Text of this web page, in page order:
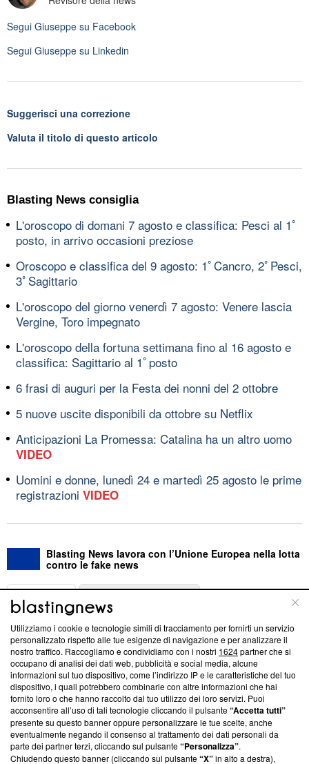
Segui Giuseppe su Facebook
Segui Giuseppe su Linkedin
Suggerisci una correzione
Valuta il titolo di questo articolo
Blasting News consiglia
L'oroscopo di domani 7 agosto e classifica: Pesci al 1ﾟ
posto, in arrivo occasioni preziose
Oroscopo e classifica del 9 agosto: 1ﾟCancro, 2ﾟPesci,
3ﾟSagittario
L'oroscopo del giorno venerdì 7 agosto: Venere lascia
Vergine, Toro impegnato
L'oroscopo della fortuna settimana fino al 16 agosto e
classifica: Sagittario al 1ﾟposto
6 frasi di auguri per la Festa dei nonni del 2 ottobre
5 nuove uscite disponibili da ottobre su Netflix
Anticipazioni La Promessa: Catalina ha un altro uomo
VIDEO
Uomini e donne, lunedì 24 e martedì 25 agosto le prime
registrazioni VIDEO
Blasting News lavora con l’Unione Europea nella lotta
contro le fake news
ABOUT
Questa sezione offre informazioni trasparenti su Blasting
News, sui nostri processi editoriali e su come ci impegniamo a
creare news di qualità. Inoltre, afferma la nostra aderenza a
‘Trust Project - News with Integrity’Blasting News non è
ancora membro del programma, ma ha richiesto di farne
parte; Trust Project non ha ancora effettuato una verifica di
conformità agli standard.
Su di noi
Utilizziamo i cookie e tecnologie simili di tracciamento per fornirti un servizio
personalizzato rispetto alle tue esigenze di navigazione e per analizzare il
nostro traffico. Raccogliamo e condividiamo con i nostri 1624partner che si
occupano di analisi dei dati web, pubblicità e social media, alcune
informazioni sul tuo dispositivo, come l’indirizzo IP e le caratteristiche del tuo
dispositivo, i quali potrebbero combinarle con altre informazioni che hai
fornito loro o che hanno raccolto dal tuo utilizzo dei loro servizi. Puoi
acconsentire all’uso di tali tecnologie cliccando il pulsante“Accetta tutti”
presente su questo banner oppure personalizzare le tue scelte, anche
eventualmente negando il consenso al trattamento dei dati personali da
parte dei partner terzi, cliccando sul pulsante“Personalizza”.
Chiudendo questo banner (cliccando sul pulsante“X”in alto a destra),